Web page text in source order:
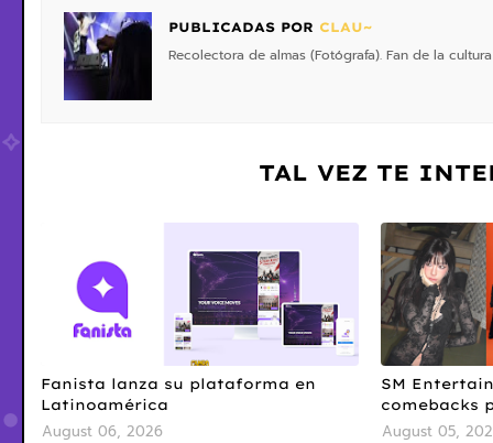
PUBLICADAS POR CLAU~
Recolectora de almas (Fotógrafa). Fan de la
TAL VEZ TE
Fanista lanza su plataforma en
Latinoamérica
August 06, 2026
SM
comebacks
August 05,